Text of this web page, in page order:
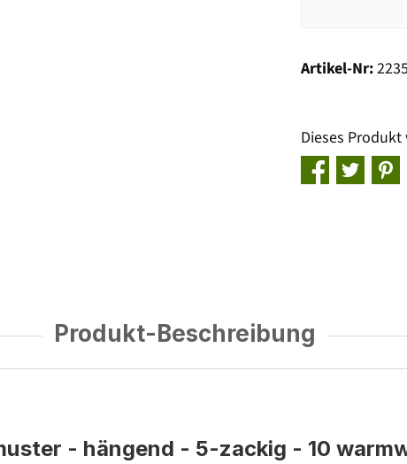
Artikel-Nr:
Dieses
Produkt-Beschreibung
- hängend - 5-zackig - 10